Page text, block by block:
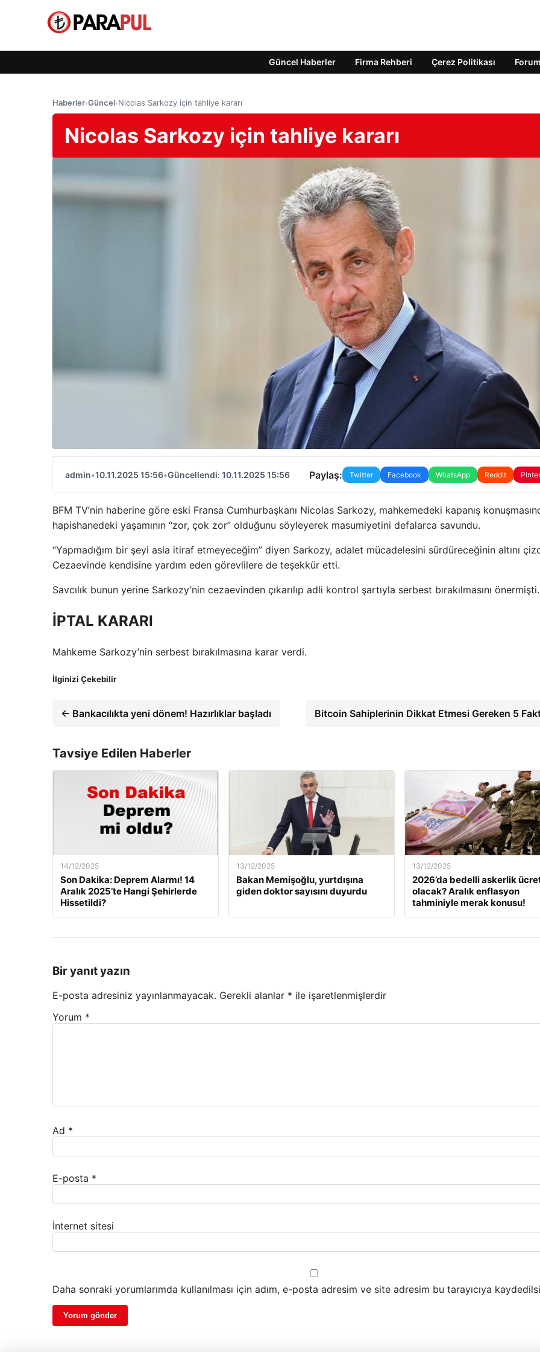
Güncel Haberler Firma Rehberi Çerez Politikası Forum
Haberler›Güncel›Nicolas Sarkozy için tahliye kararı
Nicolas Sarkozy için tahliye kararı
admin•10.11.2025 15:56•Güncellendi: 10.11.2025 15:56 Paylaş: Twitter Facebook WhatsApp Reddit
BFM TV’nin haberine göre eski Fransa Cumhurbaşkanı Nicolas Sarkozy, mahkemedeki kapanış
hapishanedeki yaşamının “zor, çok zor” olduğunu söyleyerek masumiyetini defalarca savundu.
“Yapmadığım bir şeyi asla itiraf etmeyeceğim” diyen Sarkozy, adalet mücadelesini sürdüreceğinin altını
Cezaevinde kendisine yardım eden görevlilere de teşekkür etti.
Savcılık bunun yerine Sarkozy’nin cezaevinden çıkarılıp adli kontrol şartıyla serbest bırakılmasını önermişti.
İPTAL KARARI
Mahkeme Sarkozy’nin serbest bırakılmasına karar verdi.
İlginizi Çekebilir
← Bankacılıkta yeni dönem! Hazırlıklar başladı Bitcoin Sahiplerinin Dikkat Etmesi Gereken 5
Tavsiye Edilen Haberler
14/12/2025
Son Dakika: Deprem Alarmı! 14
Aralık 2025’te Hangi Şehirlerde
Hissetildi?
13/12/2025
Bakan Memişoğlu, yurtdışına
giden doktor sayısını duyurdu
13/12/2025
2026’da bedelli askerlik
olacak? Aralık enflasyon
tahminiyle merak konusu!
Bir yanıt yazın
E-posta adresiniz yayınlanmayacak. Gerekli alanlar * ile işaretlenmişlerdir
Yorum *
Ad *
E-posta *
İnternet sitesi
Daha sonraki yorumlarımda kullanılması için adım, e-posta adresim ve site adresim bu tarayıcıya